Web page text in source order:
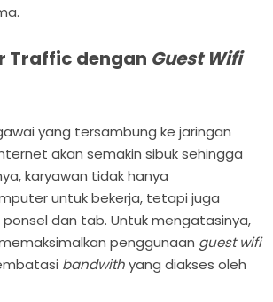
Traffic dengan Guest Wifi
yang tersambung ke jaringan
akan semakin sibuk sehingga
karyawan tidak hanya
untuk bekerja, tetapi juga
dan tab. Untuk mengatasinya,
penggunaan guest wifi
bandwithyang diakses oleh